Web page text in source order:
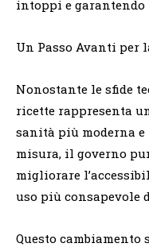
intoppi e garantendo
Un Passo Avanti per
Nonostante le sfide
ricette rappresenta
sanità più moderna e
misura, il governo
migliorare
uso più consapevole
Questo